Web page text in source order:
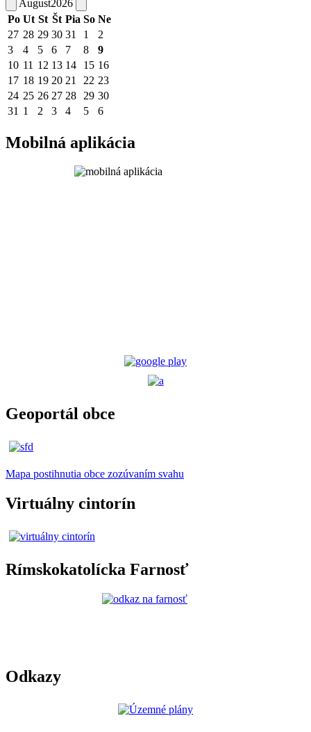
August2026
Po Ut St Št Pia So Ne
27 28 29 30 31 1
2
3
4 5 6 7 8
9
10 11 12 13 14 15 16
17 18 19 20 21 22 23
24 25 26 27 28 29 30
31 1 2 3 4 5 6
Mobilná aplikácia
Geoportál obce
Mapa postihnutia obce zozúvaním svahu
Virtuálny cintorín
Rímskokatolícka Farnosť
Odkazy